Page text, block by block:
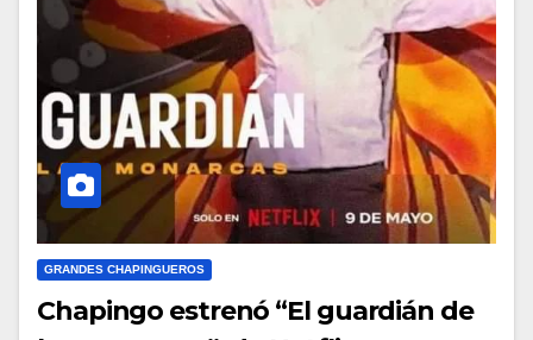
GRANDES CHAPINGUEROS
Chapingo estrenó “El guardián de